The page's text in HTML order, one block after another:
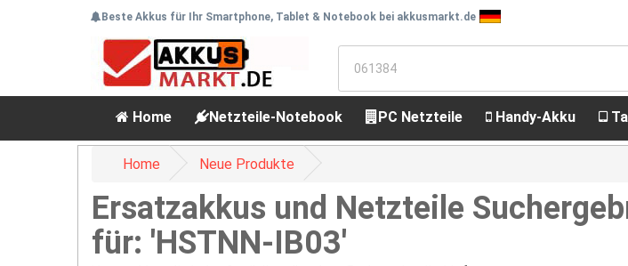
Beste Akkus für Ihr Smartphone, Tablet & Notebook bei akkusmarkt.de
Home Netzteile-Notebook PC Netzteile Handy-Akku
Home Neue Produkte
Ersatzakkus und Netzteile
für: 'HSTNN-IB03'